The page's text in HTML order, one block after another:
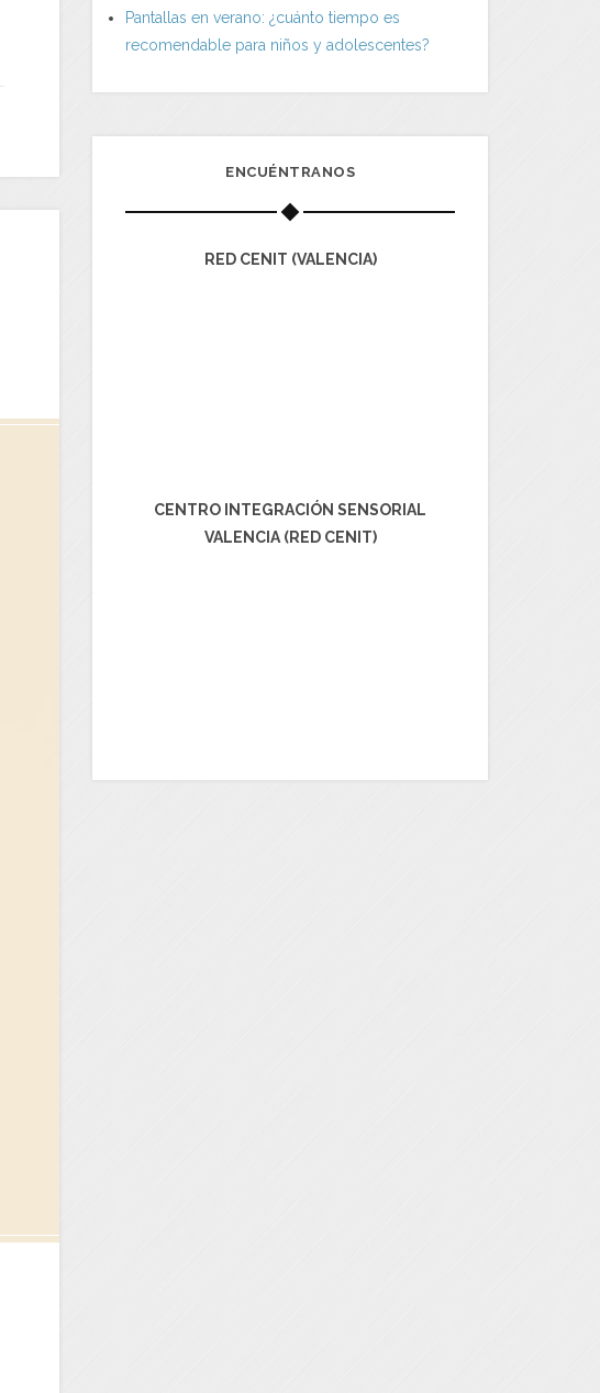
Pantallas en verano: ¿cuánto tiempo es
recomendable para niños y adolescentes?
ENCUÉNTRANOS
RED CENIT (VALENCIA)
CENTRO INTEGRACIÓN SENSORIAL
VALENCIA (RED CENIT)